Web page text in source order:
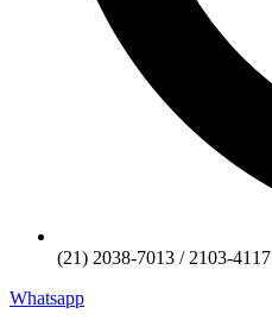
(21) 2038-7013 / 2103-4117
Whatsapp